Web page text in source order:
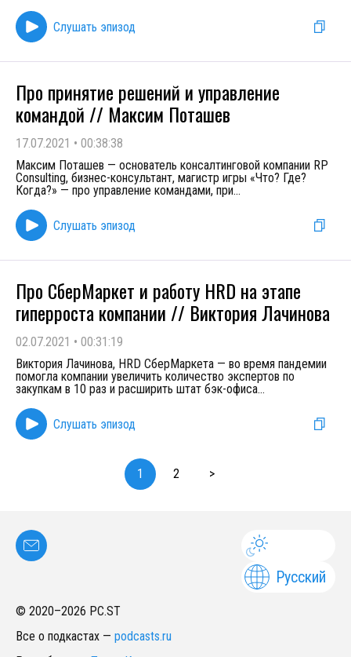
Слушать эпизод
Про принятие решений и управление
командой // Максим Поташев
17.07.2021 • 00:38:38
Максим Поташев — основатель консалтинговой компании RP
Consulting, бизнес-консультант, магистр игры «Что? Где?
Когда?» — про управление командами, при...
Слушать эпизод
Про СберМаркет и работу HRD на этапе
гиперроста компании // Виктория Лачинова
02.07.2021 • 00:31:19
Виктория Лачинова, HRD СберМаркета — во время пандемии
помогла компании увеличить количество экспертов по
закупкам в 10 раз и расширить штат бэк-офиса...
Слушать эпизод
1 2 >
Русский
© 2020–2026 PC.ST
Все о подкастах — podcasts.ru